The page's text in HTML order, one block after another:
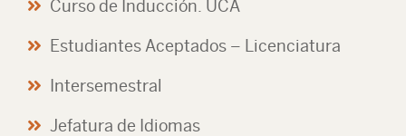
Curso de Inducción. UCA
Estudiantes Aceptados – Licenciatura
Intersemestral
Jefatura de Idiomas